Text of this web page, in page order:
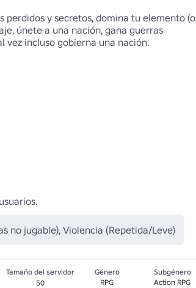
perdidos y secretos, domina tu elemento (o
únete a una nación, gana guerras
vez incluso gobierna una nación.
no jugable), Violencia (Repetida/Leve)
Tamaño del servidor
50
Género
RPG
Subgénero
Action RPG